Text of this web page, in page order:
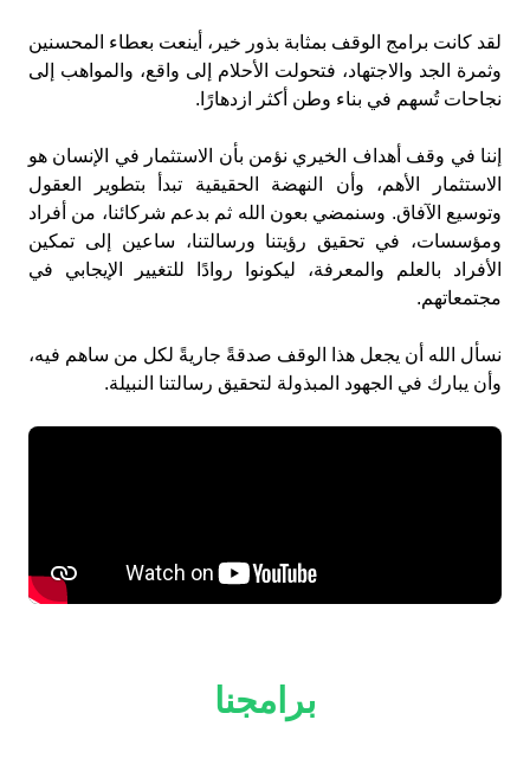
لقد كانت برامج الوقف بمثابة بذور خير، أينعت بعطاء المحسنين
وثمرة الجد والاجتهاد، فتحولت الأحلام إلى واقع، والمواهب إلى
نجاحات تُسهم في بناء وطن أكثر ازدهارًا.
إننا في وقف أهداف الخيري نؤمن بأن الاستثمار في الإنسان هو
الاستثمار الأهم، وأن النهضة الحقيقية تبدأ بتطوير العقول
وتوسيع الآفاق. وسنمضي بعون الله ثم بدعم شركائنا، من أفراد
ومؤسسات، في تحقيق رؤيتنا ورسالتنا، ساعين إلى تمكين
الأفراد بالعلم والمعرفة، ليكونوا روادًا للتغيير الإيجابي في
مجتمعاتهم.
نسأل الله أن يجعل هذا الوقف صدقةً جاريةً لكل من ساهم فيه،
وأن يبارك في الجهود المبذولة لتحقيق رسالتنا النبيلة.
برامجنا